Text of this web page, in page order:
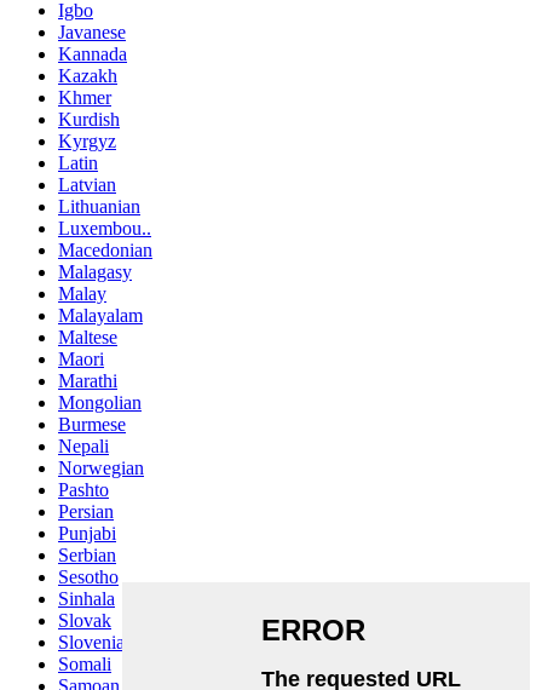
Igbo
Javanese
Kannada
Kazakh
Khmer
Kurdish
Kyrgyz
Latin
Latvian
Lithuanian
Luxembou..
Macedonian
Malagasy
Malay
Malayalam
Maltese
Maori
Marathi
Mongolian
Burmese
Nepali
Norwegian
Pashto
Persian
Punjabi
Serbian
Sesotho
Sinhala
Slovak
Slovenian
Somali